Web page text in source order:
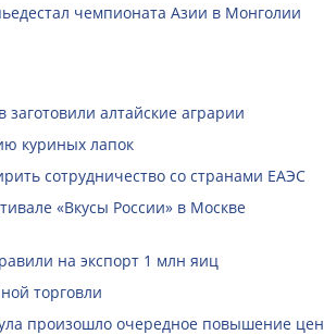
чемпионата Азии в Монголии
алтайские аграрии
куриных лапок
сотрудничество со странами ЕАЭС
«Вкусы России» в Москве
на экспорт 1 млн яиц
торговли
произошло очередное повышение цен